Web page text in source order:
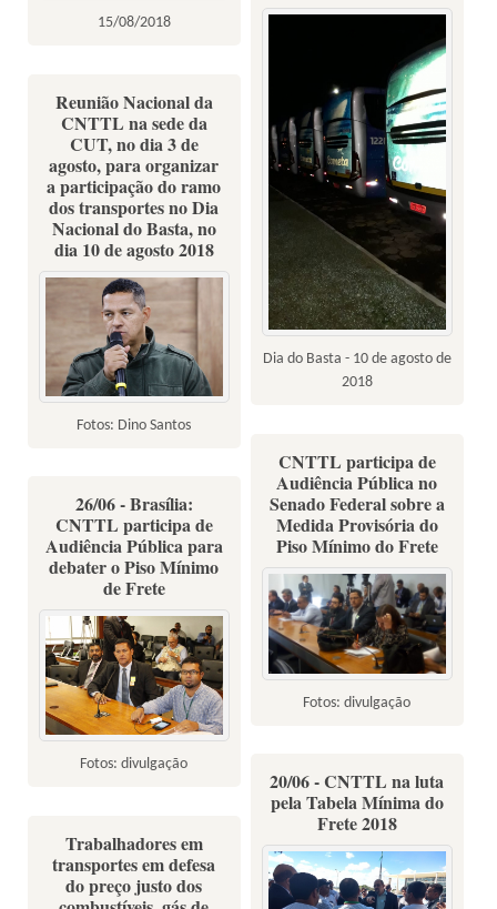
15/08/2018
Dia do Basta - 10 de agosto de
2018
Reunião Nacional da
CNTTL na sede da
CUT, no dia 3 de
agosto, para organizar
a participação do ramo
dos transportes no Dia
Nacional do Basta, no
dia 10 de agosto 2018
Fotos: Dino Santos
CNTTL participa de
Audiência Pública no
Senado Federal sobre a
Medida Provisória do
Piso Mínimo do Frete
Fotos: divulgação
26/06 - Brasília:
CNTTL participa de
Audiência Pública para
debater o Piso Mínimo
de Frete
Fotos: divulgação
20/06 - CNTTL na luta
pela Tabela Mínima do
Frete 2018
Trabalhadores em
transportes em defesa
do preço justo dos